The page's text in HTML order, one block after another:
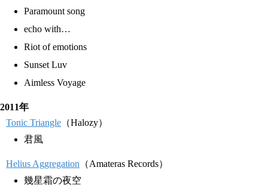
Paramount song
echo with…
Riot of emotions
Sunset Luv
Aimless Voyage
2011年
Tonic Triangle （Halozy）
君風
Helius Aggregation （Amateras Records）
幾星霜の夜空